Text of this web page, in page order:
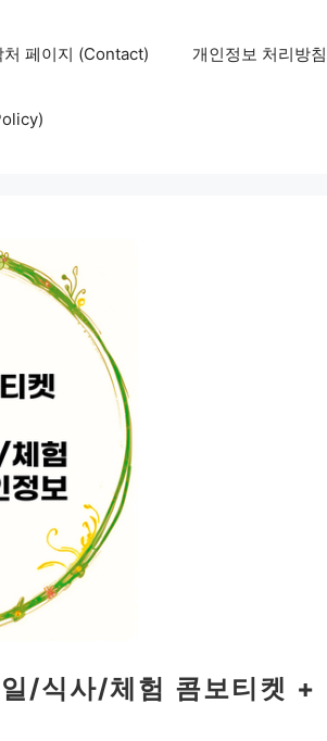
처 페이지 (Contact) 개인정보 처리방
/식사/체험 콤보티켓 +